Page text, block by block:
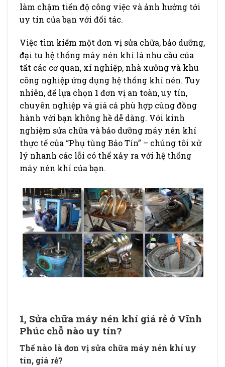
làm chậm tiến độ công việc và ảnh hưởng tới
uy tín của bạn với đối tác.
Việc tìm kiếm một đơn vị sửa chữa, bảo dưỡng,
đại tu hệ thống máy nén khí là nhu cầu của
tất các cơ quan, xí nghiệp, nhà xưởng và khu
công nghiệp ứng dụng hệ thống khí nén. Tuy
nhiên, để lựa chọn 1 đơn vị an toàn, uy tín,
chuyên nghiệp và giá cả phù hợp cùng đồng
hành với bạn không hề dễ dàng. Với kinh
nghiệm sửa chữa và bảo dưỡng máy nén khí
thực tế của “Phụ tùng Bảo Tín” – chúng tôi xử
lý nhanh các lỗi có thể xảy ra với hệ thống
máy nén khí của bạn.
1, Sửa chữa máy nén khí giá rẻ ở Vĩnh
Phúc chỗ nào uy tín?
Thế nào là đơn vị sửa chữa máy nén khí uy
tín, giá rẻ?